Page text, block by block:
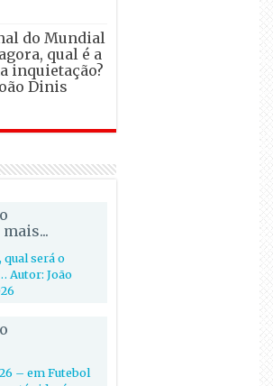
do Mundial
qual é a
inquietação?
Dinis
será o
Autor: João
– em Futebol